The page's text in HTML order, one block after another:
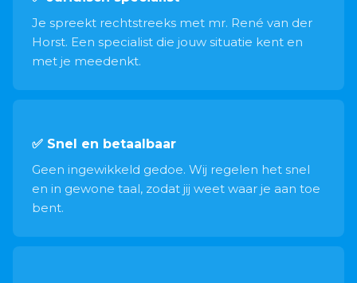
Je spreekt rechtstreeks met mr. René van der
Horst. Een specialist die jouw situatie kent en
met je meedenkt.
✅ Snel en betaalbaar
Geen ingewikkeld gedoe. Wij regelen het snel
en in gewone taal, zodat jij weet waar je aan toe
bent.